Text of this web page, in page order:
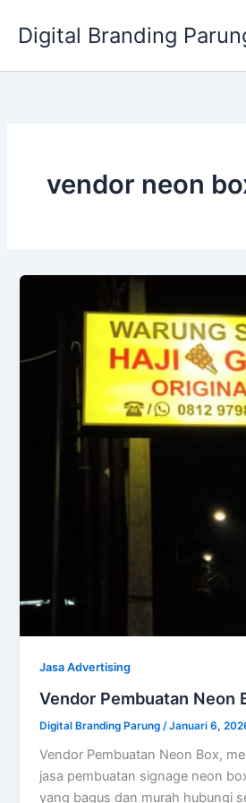
konten
Digital Branding
vendor neon
Jasa Advertising
Vendor Pembuatan Neon
Digital Branding Parung /Januari 6,
Vendor Pembuatan Neon Box,
jasa pembuatan signage neon
yang bagus dan murah hubungi